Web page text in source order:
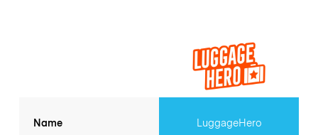
Name LuggageHero